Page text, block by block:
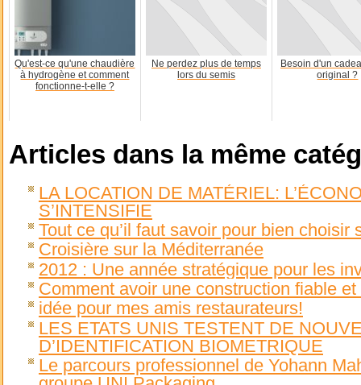
Qu'est-ce qu'une chaudière
à hydrogène et comment
fonctionne-t-elle ?
Ne perdez plus de temps
lors du semis
Besoin d'un
original ?
Articles dans la même
LA LOCATION DE MATÉRIEL:
S’INTENSIFIE
Tout ce qu’il faut savoir pour bien choisir
Croisière sur la Méditerranée
2012 : Une année stratégique pour les
Comment avoir une construction fiable
idée pour mes amis restaurateurs!
LES ETATS UNIS TESTENT DE
D’IDENTIFICATION BIOMETRIQUE
Le parcours professionnel de Yohann